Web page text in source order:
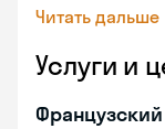
Читать дальше
Услуги и